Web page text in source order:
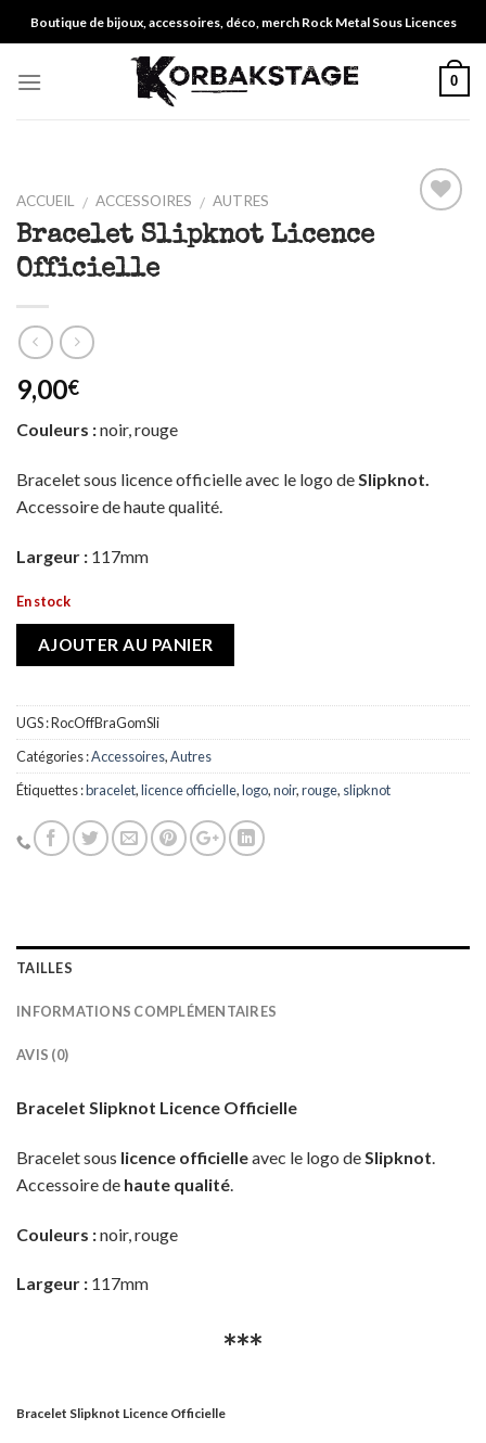
to
Boutique de bijoux, accessoires, déco, merch Rock Metal Sous Licences
0
ACCUEIL / ACCESSOIRES / AUTRES
Bracelet Slipknot Licence
Officielle
9,00€
Couleurs :noir, rouge
Bracelet sous licence officielle avec le logo deSlipknot.
Accessoire de haute qualité.
Largeur : 117mm
En stock
AJOUTER AU PANIER
UGS :RocOffBraGomSli
Catégories :Accessoires,Autres
Étiquettes :bracelet,licence officielle,logo,noir,rouge, slipknot
TAILLES
INFORMATIONS COMPLÉMENTAIRES
AVIS (0)
Bracelet Slipknot Licence Officielle
Bracelet sous licence officielleavec le logo de Slipknot
Accessoire de haute qualité
Couleurs :noir, rouge
Largeur : 117mm
***
Bracelet Slipknot Licence Officielle